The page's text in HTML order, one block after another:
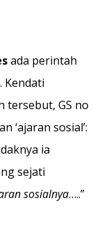
ada perintah
Kendati
tersebut, GS no
‘ajaran sosial’:
ia
sejati
sosialnya…..”